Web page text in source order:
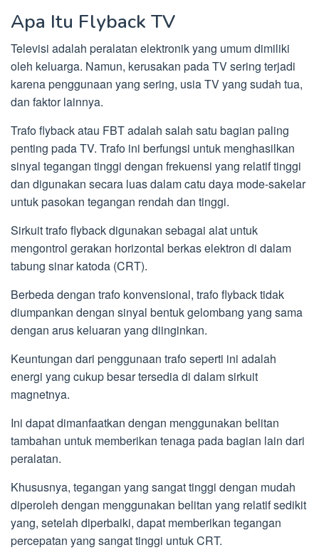
Apa Itu Flyback TV
Televisi adalah peralatan elektronik yang umum dimiliki
oleh keluarga. Namun, kerusakan pada TV sering terjadi
karena penggunaan yang sering, usia TV yang sudah tua,
dan faktor lainnya.
Trafo flyback atau FBT adalah salah satu bagian paling
penting pada TV. Trafo ini berfungsi untuk menghasilkan
sinyal tegangan tinggi dengan frekuensi yang relatif tinggi
dan digunakan secara luas dalam catu daya mode-sakelar
untuk pasokan tegangan rendah dan tinggi.
Sirkuit trafo flyback digunakan sebagai alat untuk
mengontrol gerakan horizontal berkas elektron di dalam
tabung sinar katoda (CRT).
Berbeda dengan trafo konvensional, trafo flyback tidak
diumpankan dengan sinyal bentuk gelombang yang sama
dengan arus keluaran yang diinginkan.
Keuntungan dari penggunaan trafo seperti ini adalah
energi yang cukup besar tersedia di dalam sirkuit
magnetnya.
Ini dapat dimanfaatkan dengan menggunakan belitan
tambahan untuk memberikan tenaga pada bagian lain dari
peralatan.
Khususnya, tegangan yang sangat tinggi dengan mudah
diperoleh dengan menggunakan belitan yang relatif sedikit
yang, setelah diperbaiki, dapat memberikan tegangan
percepatan yang sangat tinggi untuk CRT.